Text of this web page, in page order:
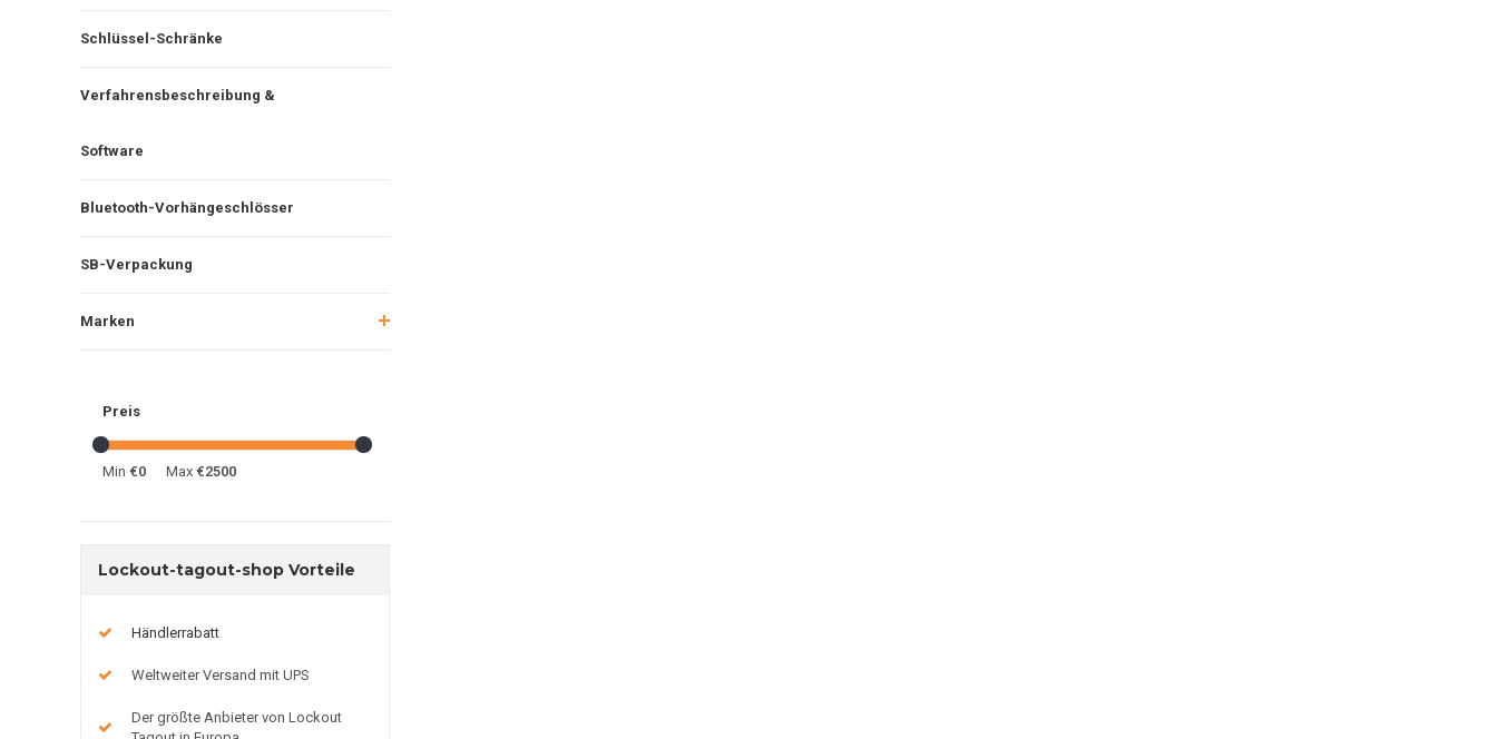
Schlüssel-Schränke
Verfahrensbeschreibung &
Software
Bluetooth-Vorhängeschlösser
SB-Verpackung
Marken
Preis
Min €0 Max €2500
Lockout-tagout-shop Vorteile
Händlerrabatt
Weltweiter Versand mit UPS
Der größte Anbieter von Lockout